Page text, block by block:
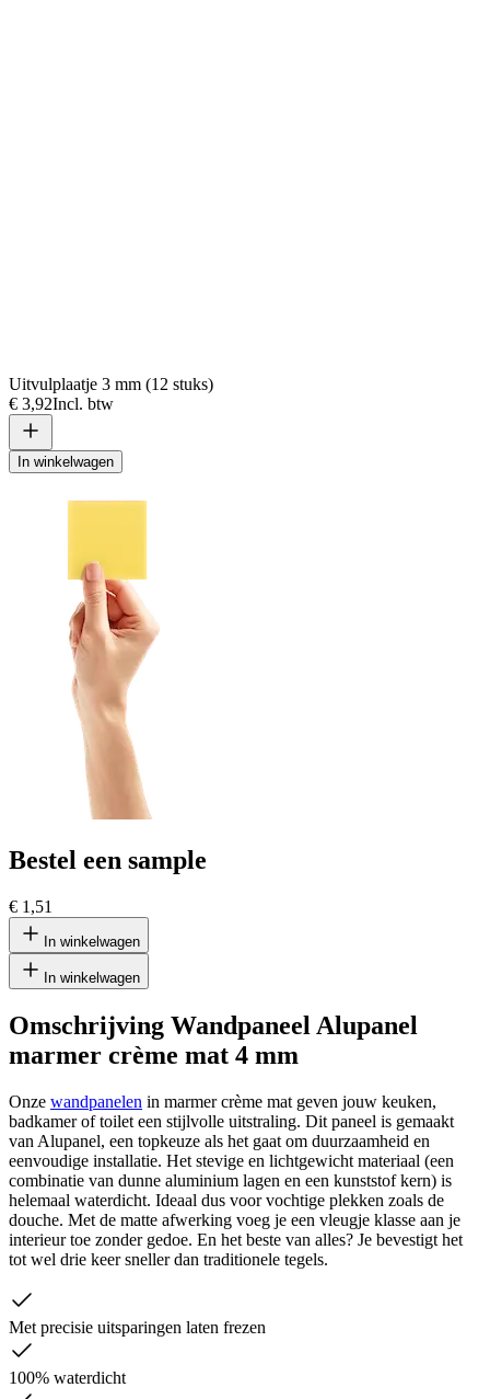
Uitvulplaatje 3 mm (12 stuks)
€ 3,92Incl. btw
In winkelwagen
Bestel een sample
€ 1,51
In winkelwagen
In winkelwagen
Omschrijving Wandpaneel Alupanel
marmer crème mat 4 mm
Onze wandpanelen in marmer crème mat geven jouw keuken,
badkamer of toilet een stijlvolle uitstraling. Dit paneel is gemaakt
van Alupanel, een topkeuze als het gaat om duurzaamheid en
eenvoudige installatie. Het stevige en lichtgewicht materiaal (een
combinatie van dunne aluminium lagen en een kunststof kern) is
helemaal waterdicht. Ideaal dus voor vochtige plekken zoals de
douche. Met de matte afwerking voeg je een vleugje klasse aan je
interieur toe zonder gedoe. En het beste van alles? Je bevestigt het
tot wel drie keer sneller dan traditionele tegels.
Met precisie uitsparingen laten frezen
100% waterdicht